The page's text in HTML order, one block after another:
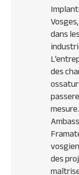
dans
des
des